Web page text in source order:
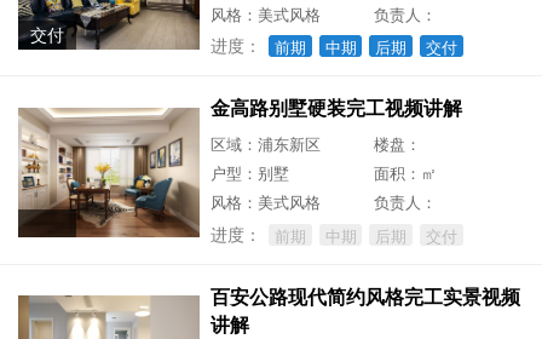
交付
风格：美式风格
负责人：
进度： 前期 中期 后期 交付
金高路别墅硬装完工视频讲解
区域：浦东新区
楼盘：
户型：别墅
面积：㎡
风格：美式风格
负责人：
进度： 前期 中期 后期 交付
百安公路现代简约风格完工实景视频
讲解